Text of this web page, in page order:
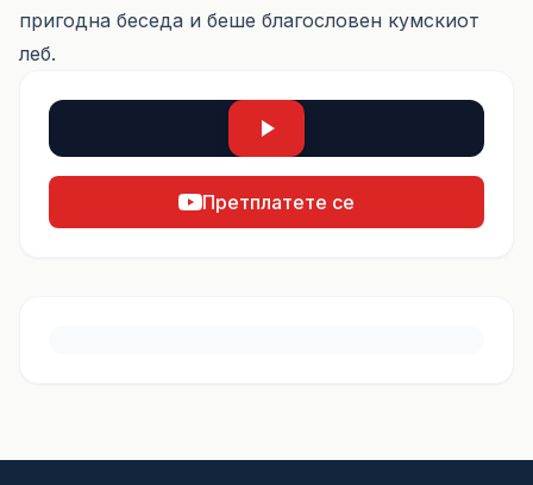
пригодна беседа и беше благословен кумскиот
леб.
Претплатете се